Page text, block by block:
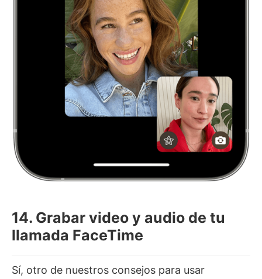
14. Grabar video y audio de tu
llamada FaceTime
Sí, otro de nuestros consejos para usar